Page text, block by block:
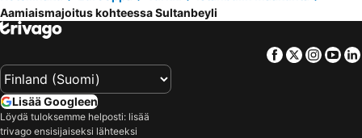
Aamiaismajoitus kohteessa Sultanbeyli
Facebook
Twitter
Lisää Googleen
Löydä tuloksemme helposti: lisää
trivago ensisijaiseksi lähteeksi